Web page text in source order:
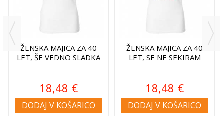
ŽENSKA MAJICA ZA 40
LET, ŠE VEDNO SLADKA
18,48 €
DODAJ V KOŠARICO
ŽENSKA MAJICA ZA 40
LET, SE NE SEKIRAM
18,48 €
DODAJ V KOŠARICO